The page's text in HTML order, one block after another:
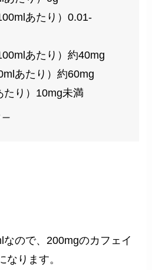
あたり）0.01-
あたり）約40mg
あたり）約60mg
たり）10mg未満
ので、200mgのカフェイ
なります。